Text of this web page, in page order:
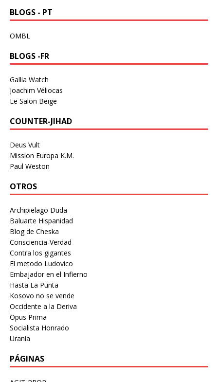
BLOGS - PT
OMBL
BLOGS -FR
Gallia Watch
Joachim Véliocas
Le Salon Beige
COUNTER-JIHAD
Deus Vult
Mission Europa K.M.
Paul Weston
OTROS
Archipielago Duda
Baluarte Hispanidad
Blog de Cheska
Consciencia-Verdad
Contra los gigantes
El metodo Ludovico
Embajador en el Infierno
Hasta La Punta
Kosovo no se vende
Occidente a la Deriva
Opus Prima
Socialista Honrado
Urania
PÁGINAS